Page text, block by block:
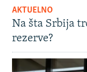
AKTUELNO
Na šta Srbija
rezerve?